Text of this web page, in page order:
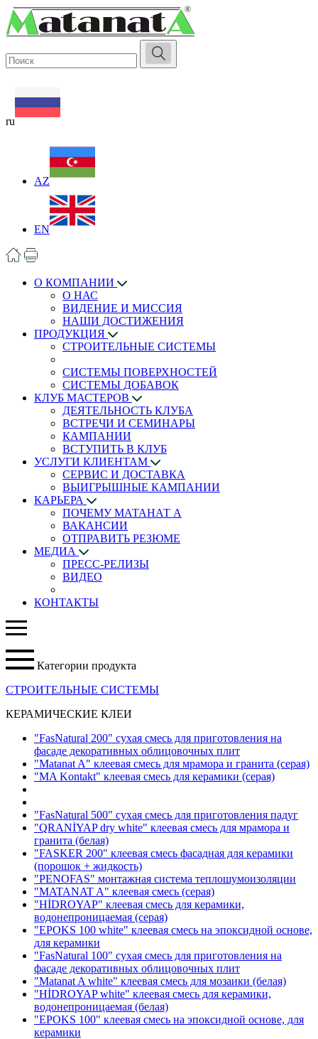
ru
AZ
EN
О КОМПАНИИ
О НАС
ВИДЕНИЕ И МИССИЯ
НАШИ ДОСТИЖЕНИЯ
ПРОДУКЦИЯ
СТРОИТЕЛЬНЫЕ СИСТЕМЫ
СИСТЕМЫ ПОВЕРХНОСТЕЙ
СИСТЕМЫ ДОБАВОК
КЛУБ МАСТЕРОВ
ДЕЯТЕЛЬНОСТЬ КЛУБА
ВСТРЕЧИ И СЕМИНАРЫ
КАМПАНИИ
ВСТУПИТЬ В КЛУБ
УСЛУГИ КЛИЕНТАМ
СЕРВИС И ДОСТАВКА
ВЫИГРЫШНЫЕ КАМПАНИИ
КАРЬЕРА
ПОЧЕМУ МАТАНАТ A
ВАКАНСИИ
ОТПРАВИТЬ РЕЗЮМЕ
МЕДИА
ПРЕСС-РЕЛИЗЫ
ВИДЕО
КОНТАКТЫ
Категории продукта
СТРОИТЕЛЬНЫЕ СИСТЕМЫ
КЕРАМИЧЕСКИЕ КЛЕИ
"FasNatural 200" сухая смесь для приготовления на
фасаде декоративных облицовочных плит
"Matanat A" клеевая смесь для мрамора и гранита (серая)
"MA Kontakt" клеевая смесь для керамики (серая)
"FasNatural 500" сухая смесь для приготовления падуг
"QRANİYAP dry white" клеевая смесь для мрамора и
гранита (белая)
"FASKER 200" клеевая смесь фасадная для керамики
(порошок + жидкость)
"PENOFAS" монтажная система теплошумоизоляции
"MATANAT A" клеевая смесь (серая)
"HİDROYAP" клеевая смесь для керамики,
водонепроницаемая (серая)
"EPOKS 100 white" клеевая смесь на эпоксидной основе,
для керамики
"FasNatural 100" сухая смесь для приготовления на
фасаде декоративных облицовочных плит
"Matanat A white" клеевая смесь для мозаики (белая)
"HİDROYAP white" клеевая смесь для керамики,
водонепроницаемая (белая)
"EPOKS 100" клеевая смесь на эпоксидной основе, для
керамики